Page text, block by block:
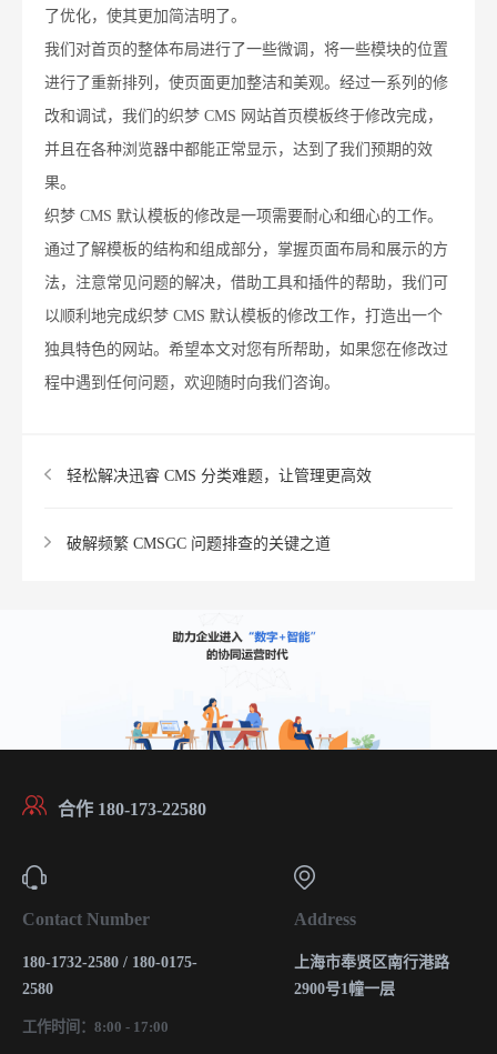
了优化，使其更加简洁明了。
我们对首页的整体布局进行了一些微调，将一些模块的位置
进行了重新排列，使页面更加整洁和美观。经过一系列的修
改和调试，我们的织梦 CMS 网站首页模板终于修改完成，
并且在各种浏览器中都能正常显示，达到了我们预期的效
果。
织梦 CMS 默认模板的修改是一项需要耐心和细心的工作。
通过了解模板的结构和组成部分，掌握页面布局和展示的方
法，注意常见问题的解决，借助工具和插件的帮助，我们可
以顺利地完成织梦 CMS 默认模板的修改工作，打造出一个
独具特色的网站。希望本文对您有所帮助，如果您在修改过
程中遇到任何问题，欢迎随时向我们咨询。
轻松解决迅睿 CMS 分类难题，让管理更高效
破解频繁 CMSGC 问题排查的关键之道
合作 180-173-22580
Contact Number
180-1732-2580 / 180-0175-
2580
工作时间：8:00 - 17:00
Address
上海市奉贤区南行港路
2900号1幢一层